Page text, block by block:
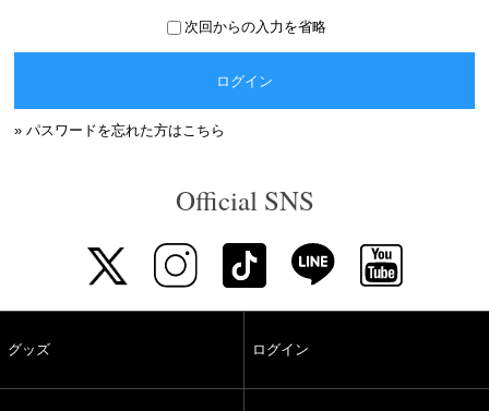
次回からの入力を省略
ログイン
» パスワードを忘れた方はこちら
Official SNS
グッズ ログイン